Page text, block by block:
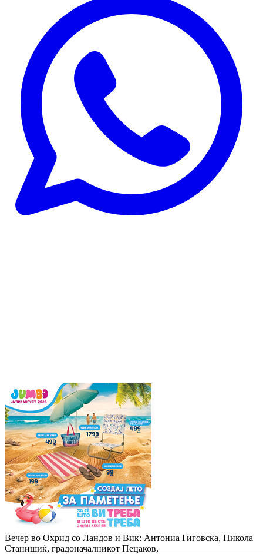
Вечер во Охрид со Ландов и Вик: Антониа Гиговска, Никола
Станишиќ, градоначалникот Пецаков,